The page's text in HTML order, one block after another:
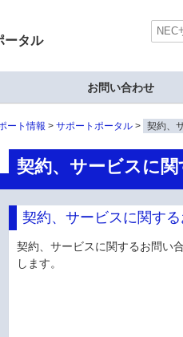
ータル
お問い合わせ
ート情報 サポートポータル 契約、
契約、サービスに
契約、サービスに関す
契約、サービスに関するお問い
します。